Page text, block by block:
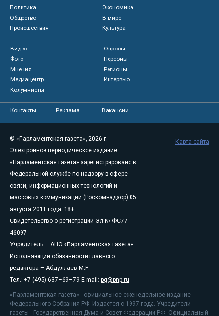
Политика
Экономика
Общество
В мире
Происшествия
Культура
Видео
Опросы
Фото
Персоны
Мнения
Регионы
Медиацентр
Интервью
Колумнисты
Контакты Реклама Вакансии
© «Парламентская газета», 2026 г.
Электронное периодическое издание
«Парламентская газета» зарегистрировано в
Федеральной службе по надзору в сфере
связи, информационных технологий и
массовых коммуникаций (Роскомнадзор) 05
августа 2011 года. 18+
Свидетельство о регистрации Эл № ФС77-
46097
Учредитель — АНО «Парламентская газета»
Исполняющий обязанности главного
редактора — Абдуллаев М.Р.
Тел.: +7 (495) 637–69–79 E-mail: pg@pnp.ru
«Парламентская газета» - официальное еженедельное издание
Федерального Собрания РФ. Издается с 1997 года. Учредители
газеты - Государственная Дума и Совет Федерации РФ. Официальный
Карта сайта